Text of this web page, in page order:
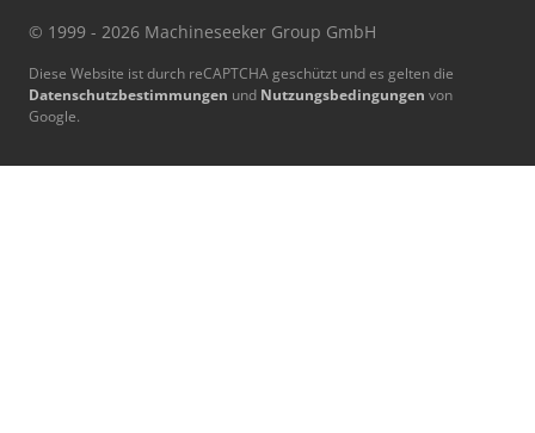
© 1999 - 2026 Machineseeker Group GmbH
Diese Website ist durch reCAPTCHA geschützt und es gelten die
Datenschutzbestimmungen und Nutzungsbedingungen von
Google.